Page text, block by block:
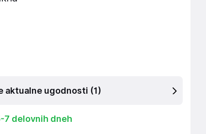
aktualne ugodnosti (1)
7 delovnih dneh